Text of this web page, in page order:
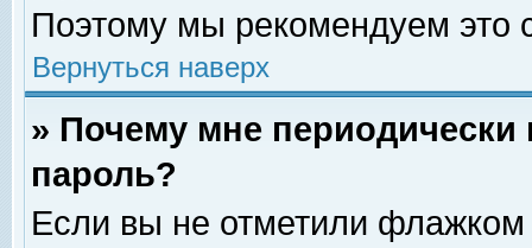
Поэтому мы рекомендуем это
Вернуться наверх
» Почему мне
пароль?
Если вы не отметили флажком